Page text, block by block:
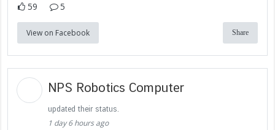
59 5
View on Facebook Share
NPS Robotics Computer
updated their status.
1 day 6 hours ago